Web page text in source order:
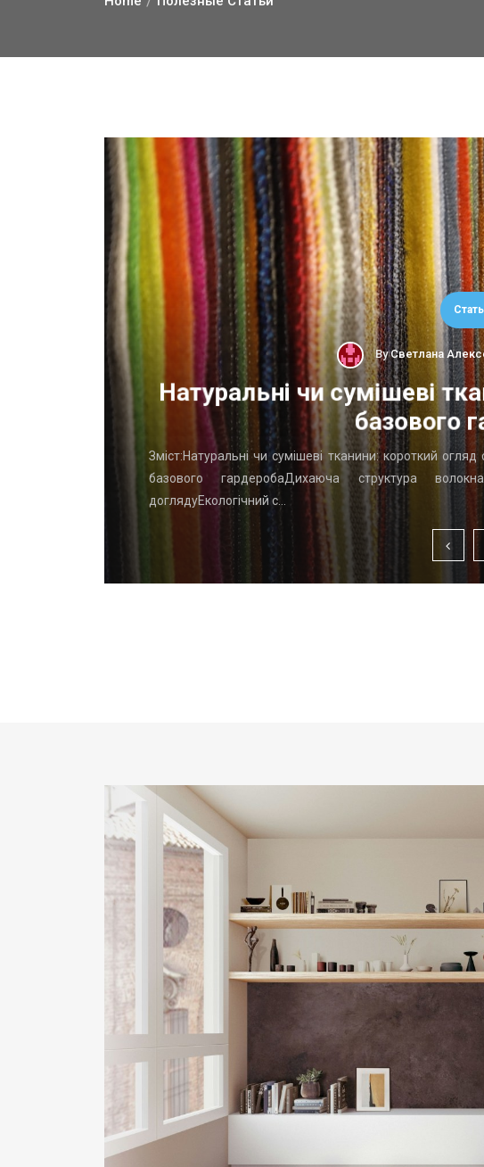
ByСветлана
Натуральні чи сумішеві
базового
Зміст:Натуральні чи сумішеві тканини: короткий
базового гардеробаДихаюча структура
доглядуЕкологічний с…